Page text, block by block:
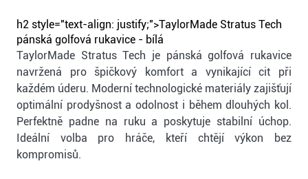
h2 style="text-align: justify;">TaylorMade Stratus Tech
pánská golfová rukavice - bílá
TaylorMade Stratus Tech je pánská golfová rukavice
navržená pro špičkový komfort a vynikající cit při
každém úderu. Moderní technologické materiály zajišťují
optimální prodyšnost a odolnost i během dlouhých kol.
Perfektně padne na ruku a poskytuje stabilní úchop.
Ideální volba pro hráče, kteří chtějí výkon bez
kompromisů.